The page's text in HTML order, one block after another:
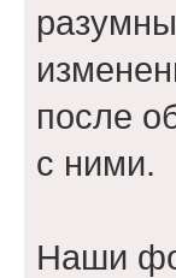
после
с ними.
Наши